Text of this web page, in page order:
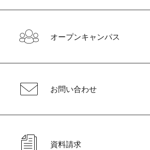
オープンキャンパス
お問い合わせ
資料請求